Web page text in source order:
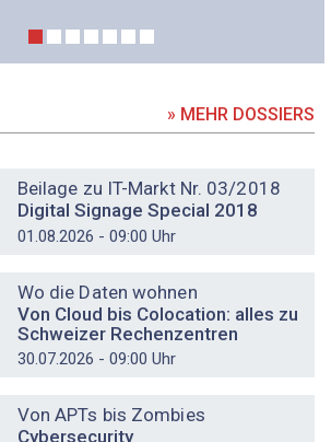
» MEHR DOSSIERS
Beilage zu IT-Markt Nr. 03/2018
Digital Signage Special 2018
01.08.2026 - 09:00 Uhr
Wo die Daten wohnen
Von Cloud bis Colocation: alles zu
Schweizer Rechenzentren
30.07.2026 - 09:00 Uhr
Von APTs bis Zombies
Cybersecurity